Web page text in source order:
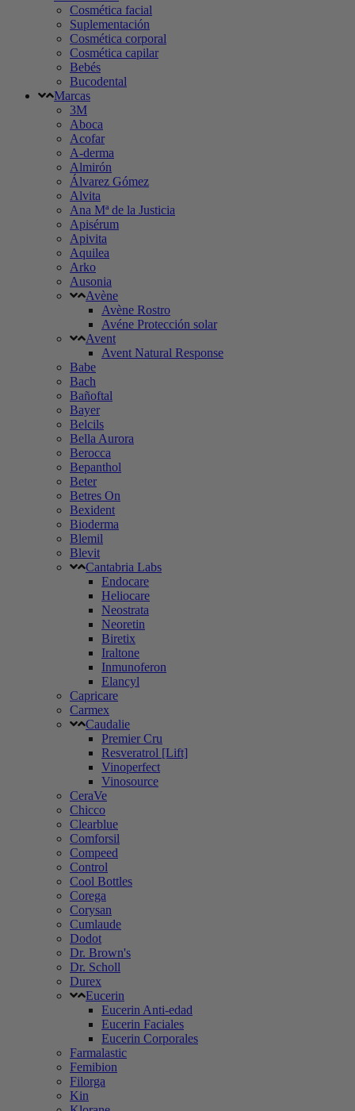
Cosmética facial
Suplementación
Cosmética corporal
Cosmética capilar
Bebés
Bucodental
Marcas
3M
Aboca
Acofar
A-derma
Almirón
Álvarez Gómez
Alvita
Ana Mª de la Justicia
Apisérum
Apivita
Aquilea
Arko
Ausonia
Avène
Avène Rostro
Avéne Protección solar
Avent
Avent Natural Response
Babe
Bach
Bañoftal
Bayer
Belcils
Bella Aurora
Berocca
Bepanthol
Beter
Betres On
Bexident
Bioderma
Blemil
Blevit
Cantabria Labs
Endocare
Heliocare
Neostrata
Neoretin
Biretix
Iraltone
Inmunoferon
Elancyl
Capricare
Carmex
Caudalie
Premier Cru
Resveratrol [Lift]
Vinoperfect
Vinosource
CeraVe
Chicco
Clearblue
Comforsil
Compeed
Control
Cool Bottles
Corega
Corysan
Cumlaude
Dodot
Dr. Brown's
Dr. Scholl
Durex
Eucerin
Eucerin Anti-edad
Eucerin Faciales
Eucerin Corporales
Farmalastic
Femibion
Filorga
Kin